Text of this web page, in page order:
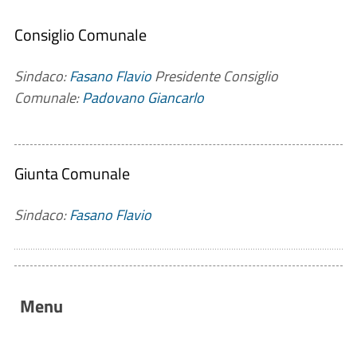
Consiglio Comunale
Sindaco:Fasano FlavioPresidente Consiglio
Comunale:Padovano Giancarlo
Giunta Comunale
Sindaco:Fasano Flavio
Menu